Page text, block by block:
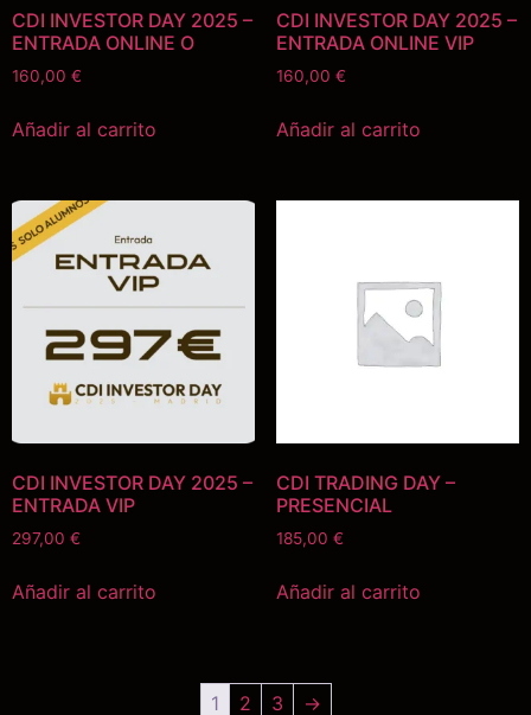
CDI INVESTOR DAY 2025 –
ENTRADA ONLINE O
160,00 €
Añadir al carrito
CDI INVESTOR DAY 2025 –
ENTRADA ONLINE VIP
160,00 €
Añadir al carrito
CDI INVESTOR DAY 2025 –
ENTRADA VIP
297,00 €
Añadir al carrito
CDI TRADING DAY –
PRESENCIAL
185,00 €
Añadir al carrito
1 2 3 →